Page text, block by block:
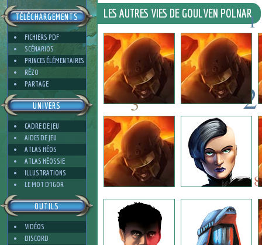
TÉLÉCHARGEMENTS
FICHIERS PDF
SCÉNARIOS
PRINCES ÉLÉMENTAIRES
RÉZO
PARTAGE
UNIVERS
CADRE DE JEU
AIDES DE JEU
ATLAS HÉOS
ATLAS HÉOSSIE
ILLUSTRATIONS
LE MOT D'IGOR
OUTILS
VIDÉOS
DISCORD
8
2
7
2
7
4
3
1
1
LES AUTRES VIES DE GOULVEN POLNAR